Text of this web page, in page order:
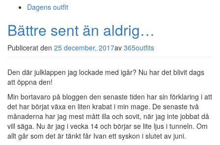
Dagens outfit
Bättre sent än aldrig…
Publicerat den 25 december, 2017av 365outfits
Den där julklappen jag lockade med igår? Nu har det blivit dags
att öppna den!
Min bortavaro på bloggen den senaste tiden har sin förklaring i att
det har börjat växa en liten krabat i min mage. De senaste två
månaderna har jag mest mått illa och sovit, när jag inte jobbat då
vill säga. Nu är jag i vecka 14 och börjar se lite ljus i tunneln. Om
allt går som det är tänkt får Ivan ett syskon i slutet av juni.